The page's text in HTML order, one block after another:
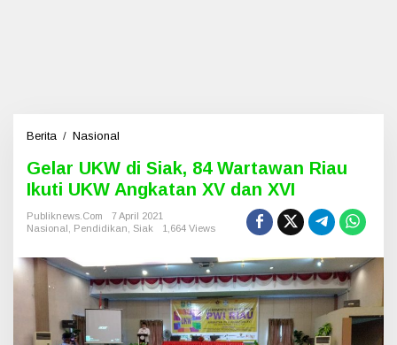
Berita / Nasional
a
U
d
i
S
a
Gelar UKW di Siak, 84 Wartawan Riau
Ikuti UKW Angkatan XV dan XVI
Publiknews.com
7 April 2021
Nasional
Pendidikan Siak 1,664 Views